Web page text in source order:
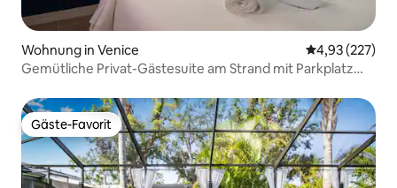
Wohnung in Venice
4,93 (227)
Gemütliche Privat-Gästesuite am Strand mit Parkplatz
Gäste-Favorit
Gäste-Favorit